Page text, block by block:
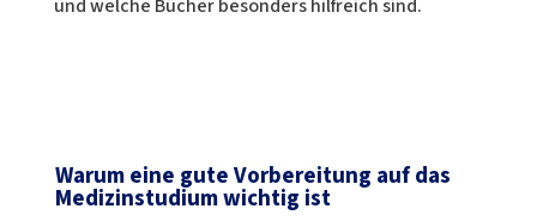
und welche Bücher besonders hilfreich sind.
Warum eine gute Vorbereitung auf das
Medizinstudium wichtig ist